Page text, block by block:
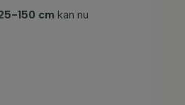
150 cm kan nu